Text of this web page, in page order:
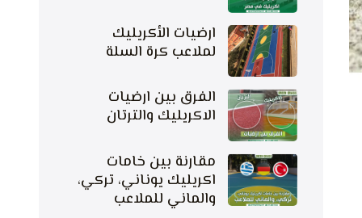
ارضيات الأكريليك
لملاعب كرة السلة
الفرق بين ارضيات
الاكريليك والترتان
مقارنة بين خامات
اكريليك يوناني، تركي،
والماني للملاعب